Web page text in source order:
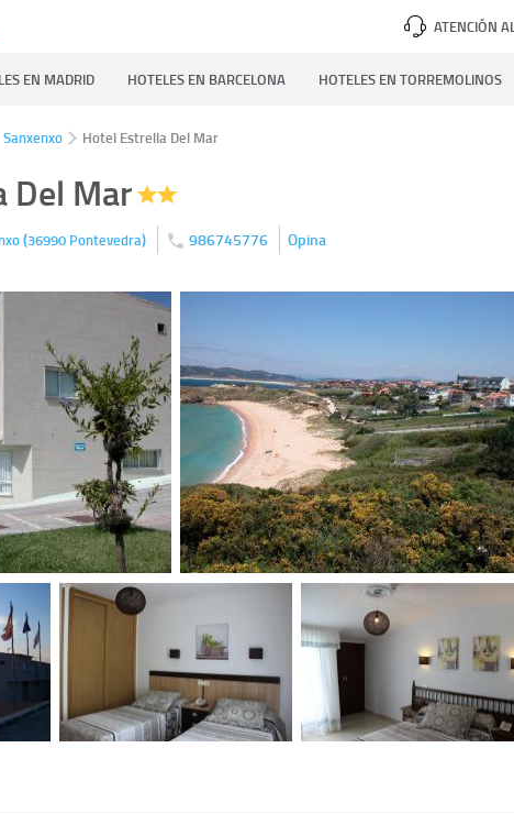
ATENCIÓN
EN MADRID HOTELES EN BARCELONA HOTELES EN TORREMOLINOS
Sanxenxo Hotel Estrella Del Mar
Del Mar
(36990 Pontevedra) 986745776 Opina